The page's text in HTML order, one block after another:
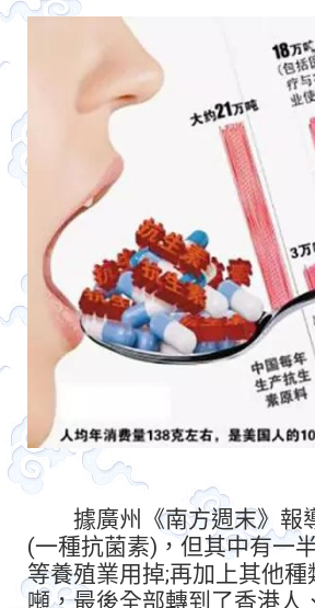
據廣州《南方週末》報
(一種抗菌素)，但其中有一
等養殖業用掉;再加上其他
噸，最後全部轉到了香港人